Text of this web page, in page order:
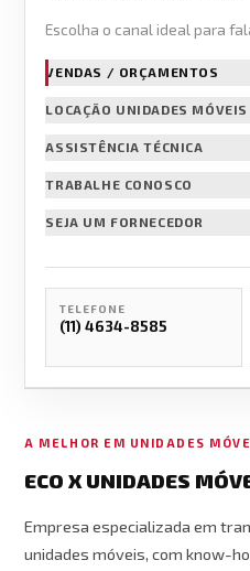
Escolha o canal ideal para
VENDAS / ORÇAMENTOS
LOCAÇÃO UNIDADES MÓVEIS
ASSISTÊNCIA TÉCNICA
TRABALHE CONOSCO
SEJA UM FORNECEDOR
TELEFONE
(11) 4634-8585
A MELHOR EM UNIDADES
ECO X UNIDADES
Empresa especializada em
unidades móveis, com know-